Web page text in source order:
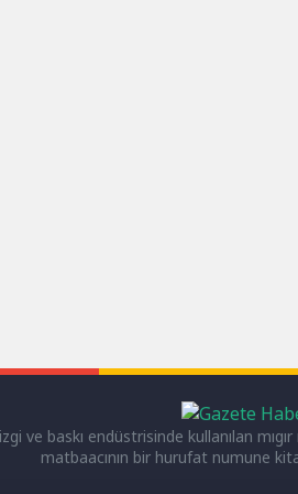
ve baskı endüstrisinde kullanılan
matbaacının bir hurufat numune